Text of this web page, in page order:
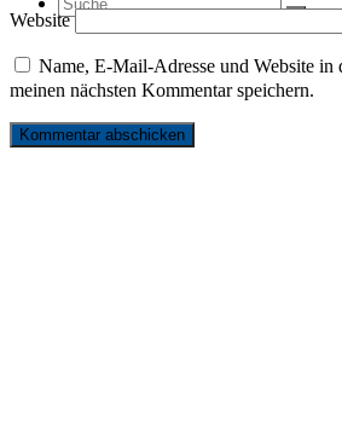
nach:
Website
Name, E-Mail-Adresse und Website in
meinen nächsten Kommentar speichern.